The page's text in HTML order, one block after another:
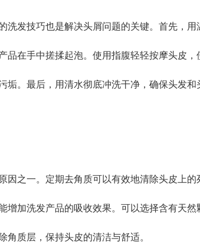
洗发技巧也是解决头屑问题的关键。首先，用
品在手中搓揉起泡。使用指腹轻轻按摩头皮，
垢。最后，用清水彻底冲洗干净，确保头发和
因之一。定期去角质可以有效地清除头皮上的
增加洗发产品的吸收效果。可以选择含有天然
角质层，保持头皮的清洁与舒适。